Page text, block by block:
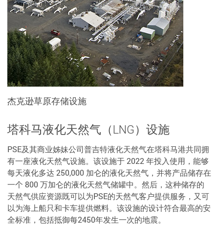
杰克逊草原存储设施
塔科马液化天然气（LNG）设施
PSE及其商业姊妹公司普吉特液化天然气在塔科马港共同拥
有一座液化天然气设施。该设施于 2022 年投入使用，能够
每天液化多达 250,000 加仑的液化天然气，并将产品储存在
一个 800 万加仑的液化天然气储罐中。然后，这种储存的
天然气供应资源既可以为PSE的天然气客户提供服务，又可
以为海上船只和卡车提供燃料。该设施的设计符合最高的安
全标准，包括抵御每2450年发生一次的地震。